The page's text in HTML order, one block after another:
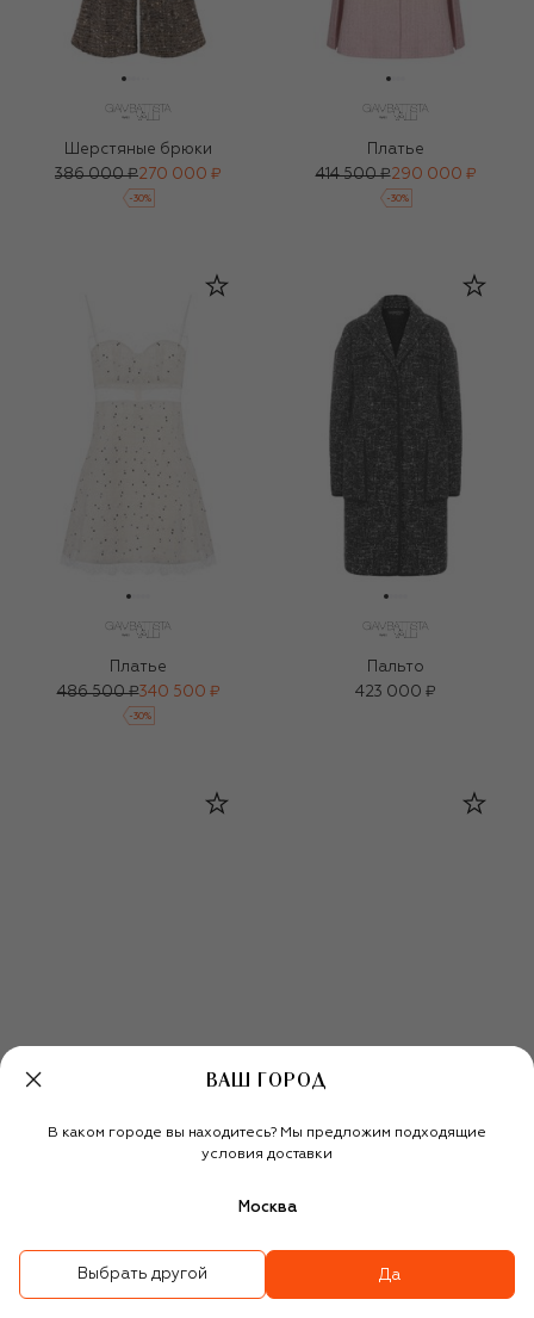
Шерстяные брюки
386 000 ₽270 000 ₽
-30%
Платье
414 500 ₽290 000 ₽
-30%
Платье
486 500 ₽340 500 ₽
-30%
Пальто
423 000 ₽
ВАШ ГОРОД
В каком городе вы находитесь? Мы предложим подходящие
условия доставки
Москва
Выбрать другой Да